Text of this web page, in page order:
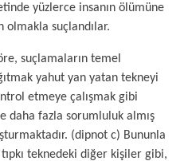
yüzlerce insanın ölümüne
olmakla suçlandılar.
suçlamaların temel
yahut yan yatan tekneyi
etmeye çalışmak gibi
daha fazla sorumluluk almış
(dipnot c) Bununla
teknedeki diğer kişiler gibi,